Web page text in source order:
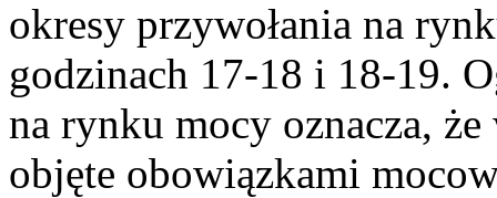
okresy przywołania na
godzinach 17-18 i 18-19.
na rynku mocy oznacza,
objęte obowiązkami